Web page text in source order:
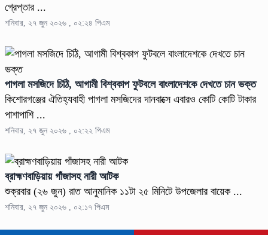
গ্রেপ্তার ...
শনিবার, ২৭ জুন ২০২৬ , ০২:২৪ পিএম
পাগলা মসজিদে চিঠি, আগামী বিশ্বকাপ ফুটবলে বাংলাদেশকে দেখতে চান ভক্ত
কিশোরগঞ্জের ঐতিহ্যবাহী পাগলা মসজিদের দানবাক্সে এবারও কোটি কোটি টাকার
পাশাপাশি ...
শনিবার, ২৭ জুন ২০২৬ , ০২:২২ পিএম
ব্রাহ্মণবাড়িয়ায় গাঁজাসহ নারী আটক
শুক্রবার (২৬ জুন) রাত আনুমানিক ১১টা ২৫ মিনিটে উপজেলার বায়েক ...
শনিবার, ২৭ জুন ২০২৬ , ০২:১৭ পিএম